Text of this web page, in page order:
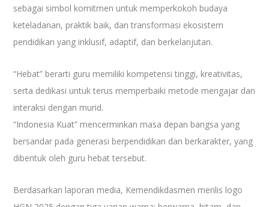
sebagai simbol komitmen untuk memperkokoh budaya
keteladanan, praktik baik, dan transformasi ekosistem
pendidikan yang inklusif, adaptif, dan berkelanjutan.
“Hebat” berarti guru memiliki kompetensi tinggi, kreativitas,
serta dedikasi untuk terus memperbaiki metode mengajar dan
interaksi dengan murid.
“Indonesia Kuat” mencerminkan masa depan bangsa yang
bersandar pada generasi berpendidikan dan berkarakter, yang
dibentuk oleh guru hebat tersebut.
Berdasarkan laporan media, Kemendikdasmen merilis logo